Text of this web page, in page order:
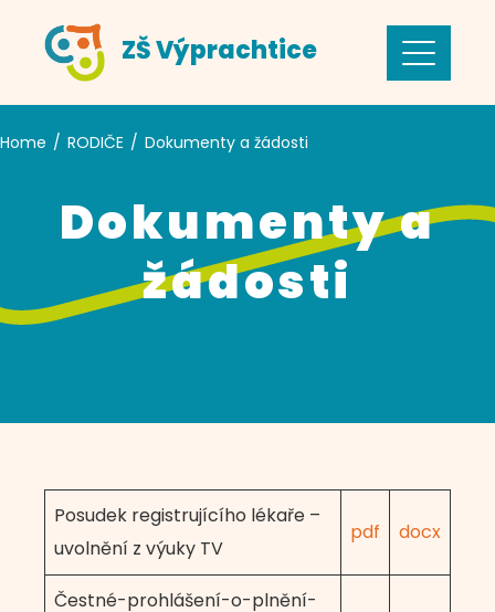
content
ZŠ Výprachtice
Dokumenty a
žádosti
Home RODIČE Dokumenty a žádosti
Posudek registrujícího lékaře –
uvolnění z výuky TV
pdf docx
Čestné-prohlášení-o-plnění-